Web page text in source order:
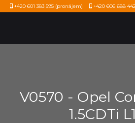
+420 601 383 595 (pronájem) +420 606 688
V0570 - Opel
1.5CDTi